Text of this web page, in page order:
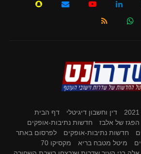
דין וחשבון דיגיטלי
דף הבית
הפגז של אלבז
חדשות נתיבות-אופקים
חדשות נתיבות-אופקים
לפרסום באתר
מיטל מטבח בריא
מקסיקו 70